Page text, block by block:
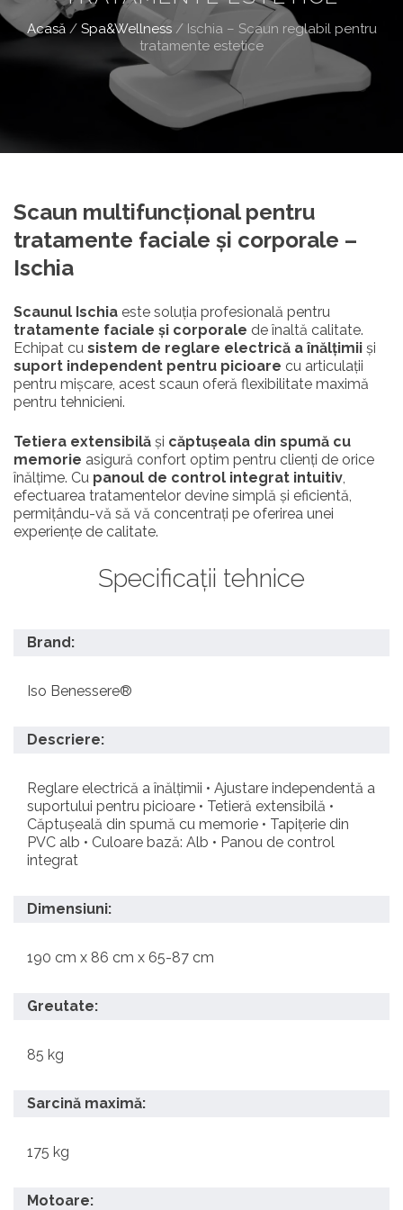
Acasă/ Spa&Wellness/ Ischia – Scaun reglabil pentru
tratamente estetice
Scaun multifuncțional pentru
tratamente faciale și corporale –
Ischia
Scaunul Ischia este soluția profesională pentru
tratamente faciale și corporale de înaltă calitate.
Echipat cu sistem de reglare electrică a înălțimii și
suport independent pentru picioare cu articulații
pentru mișcare, acest scaun oferă flexibilitate maximă
pentru tehnicieni.
Tetiera extensibilă și căptușeala din spumă cu
memorie asigură confort optim pentru clienți de orice
înălțime. Cu panoul de control integrat intuitiv,
efectuarea tratamentelor devine simplă și eficientă,
permițându-vă să vă concentrați pe oferirea unei
experiențe de calitate.
Specificații tehnice
Brand:
Iso Benessere®
Descriere:
Reglare electrică a înălțimii • Ajustare independentă a
suportului pentru picioare • Tetieră extensibilă •
Căptușeală din spumă cu memorie • Tapițerie din
PVC alb • Culoare bază: Alb • Panou de control
integrat
Dimensiuni:
190 cm x 86 cm x 65-87 cm
Greutate:
85 kg
Sarcină maximă:
175 kg
Motoare: